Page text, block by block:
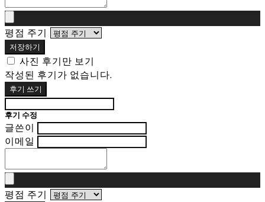
평점 주기
저장하기
사진 후기만 보기
작성된 후기가 없습니다.
후기 쓰기
후기 수정
글쓴이
이메일
평점 주기